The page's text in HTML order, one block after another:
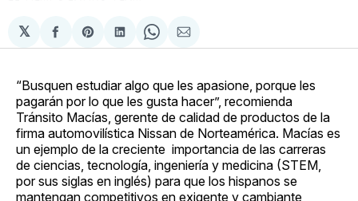
𝕏
Compartir
en
Share
on
Compartir
en
Share
on
Compartir
via
“Busquen estudiar algo que les apasione, porque les
pagarán por lo que les gusta hacer”, recomienda
Tránsito Macías, gerente de calidad de productos de la
firma automovilística Nissan de Norteamérica. Macías es
un ejemplo de la creciente importancia de las carreras
de ciencias, tecnología, ingeniería y medicina (STEM,
por sus siglas en inglés) para que los hispanos se
mantengan competitivos en exigente y cambiante